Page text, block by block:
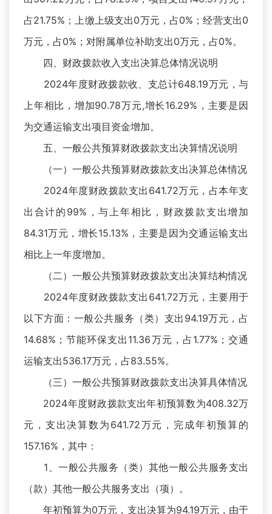
占21.75%；上缴上级支出0万元，占0%；经营支出0
万元，占0%；对附属单位补助支出0万元，占0%。
四、财政拨款收入支出决算总体情况说明
2024年度财政拨款收、支总计648.19万元，与
上年相比，增加90.78万元,增长16.29%，主要是因
为交通运输支出项目资金增加。
五、一般公共预算财政拨款支出决算情况说明
（一）一般公共预算财政拨款支出决算总体情况
2024年度财政拨款支出641.72万元，占本年支
出合计的99%，与上年相比，财政拨款支出增加
84.31万元，增长15.13%，主要是因为交通运输支出
相比上一年度增加。
（二）一般公共预算财政拨款支出决算结构情况
2024年度财政拨款支出641.72万元，主要用于
以下方面：一般公共服务（类）支出94.19万元，占
14.68%；节能环保支出11.36万元，占1.77%；交通
运输支出536.17万元，占83.55%。
（三）一般公共预算财政拨款支出决算具体情况
2024年度财政拨款支出年初预算数为408.32万
元，支出决算数为641.72万元，完成年初预算的
157.16%，其中：
1、一般公共服务（类）其他一般公共服务支出
（款）其他一般公共服务支出（项）。
年初预算为0万元，支出决算为94.19万元，由于